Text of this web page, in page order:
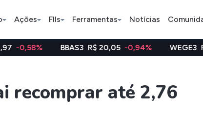
Ações FIIs Ferramentas Notícias
BBAS3 R$ 20,05 -0,94% WEGE3 R$ 48,12 0,23%
recomprar até 2,76